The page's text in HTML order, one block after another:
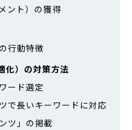
ント）の獲得
行動特徴
化）の対策方法
ード選定
で長いキーワードに対応
ツ」の掲載